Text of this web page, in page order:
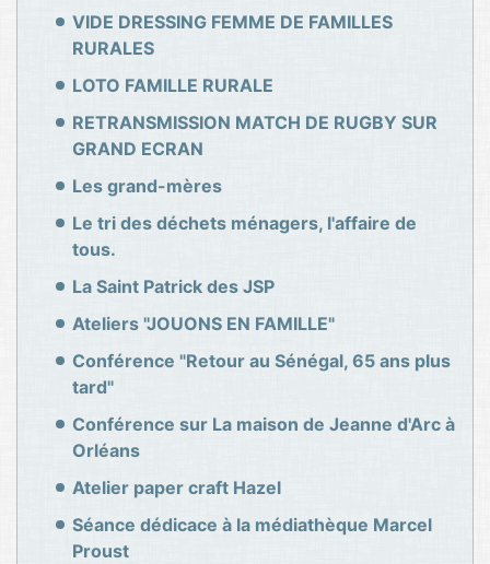
VIDE DRESSING FEMME DE FAMILLES
RURALES
LOTO FAMILLE RURALE
RETRANSMISSION MATCH DE RUGBY SUR
GRAND ECRAN
Les grand-mères
Le tri des déchets ménagers, l'affaire de
tous.
La Saint Patrick des JSP
Ateliers "JOUONS EN FAMILLE"
Conférence "Retour au Sénégal, 65 ans plus
tard"
Conférence sur La maison de Jeanne d'Arc à
Orléans
Atelier paper craft Hazel
Séance dédicace à la médiathèque Marcel
Proust